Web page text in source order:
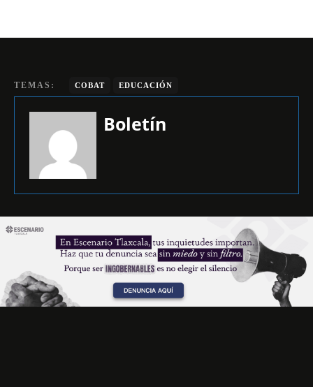
TEMAS: COBAT EDUCACIÓN
Boletín